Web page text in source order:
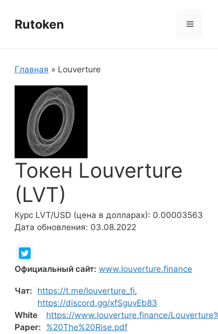
содержимому
Rutoken Меню
Главная » Louverture
Токен Louverture
(LVT)
Курс LVT/USD (цена в долларах): 0.00003563
Дата обновления: 03.08.2022
Официальный сайт: www.louverture.finance
Чат: https://t.me/louverture_fi,
https://discord.gg/xfSguvEb83
White
Paper:
https://www.louverture.finance/
%20The%20Rise.pdf